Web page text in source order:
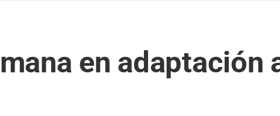
en adaptación